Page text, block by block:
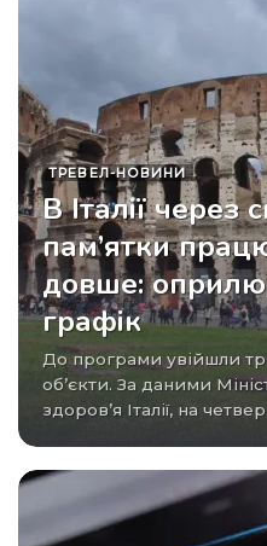
ТРЕВЕЛ-НОВИНИ
В Італії через
пам’ятки
довше:
графік
До програми увійшли три знакові туристичні
об’єкти. За даними
здоров’я Італії, на